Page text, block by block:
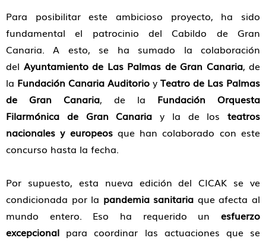
Para posibilitar este ambicioso proyecto, ha sido
fundamental el patrocinio del Cabildo de Gran
Canaria. A esto, se ha sumado la colaboración
del Ayuntamiento de Las Palmas de Gran Canaria, de
la Fundación Canaria Auditorio y Teatro de Las Palmas
de Gran Canaria, de la Fundación Orquesta
Filarmónica de Gran Canaria y la de los teatros
nacionales y europeosque han colaborado con este
concurso hasta la fecha.
Por supuesto, esta nueva edición del CICAK se ve
condicionada por la pandemia sanitaria que afecta al
mundo entero. Eso ha requerido un esfuerzo
excepcional para coordinar las actuaciones que se